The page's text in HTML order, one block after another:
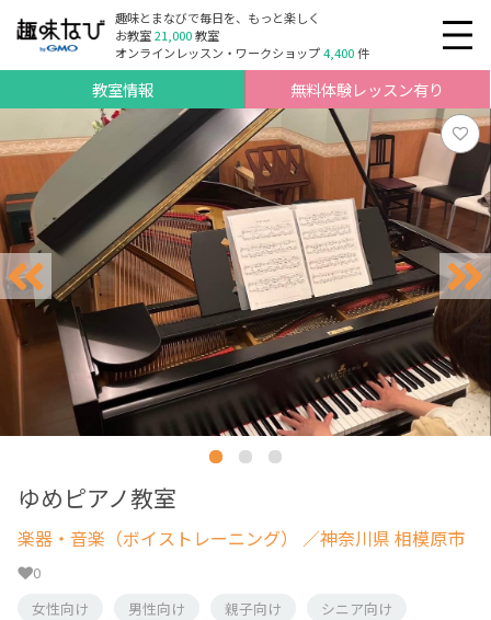
趣味とまなびで毎日を、もっと楽しく
お教室21,000教室
オンラインレッスン・ワークショップ4,400件
教室情報 無料体験レッスン有り
ゆめピアノ教室
楽器・音楽（ボイストレーニング） ／神奈川県 相模原市
0
女性向け
男性向け 親子向け
シニア向け